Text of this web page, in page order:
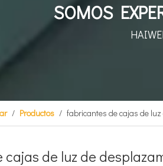
SOMOS
/ Productos / fabricantes de cajas de
de luz de